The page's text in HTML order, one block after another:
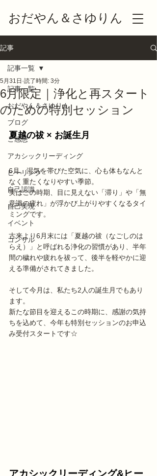
おだやん＆さゆりん
記事
記事一覧
おだやん＆さゆりん
ブログ
ご感想
アカシックリーディング
ヒーリング
自己認識
自己実現
イベント
コンサル
記事一覧
6月限定｜浄化と再スタート
のための特別セッション
5月31日 読了時間: 3分
夏越の祓 × お誕生月
6月。湿気を帯びた空気に、心も体もなんと
なく重たくなりやすい季節。
実はこの時期、目に見えない「滞り」や「無
意識の疲れ」が浮かび上がりやすくなるタイ
ミングです。
古来より6月末には「夏越の祓（なごしのは
らえ）」と呼ばれる浄化の習慣があり、半年
間の穢れや疲れを祓って、後半を軽やかに迎
える準備がされてきました。
そして今月は、私たち2人の誕生月でもあり
ます。
新たな節目を迎えるこの時期に、感謝の気持
ちを込めて、今年も特別セッションのお申込
み受付スタートです☆
アカシックリーディング&ヒー